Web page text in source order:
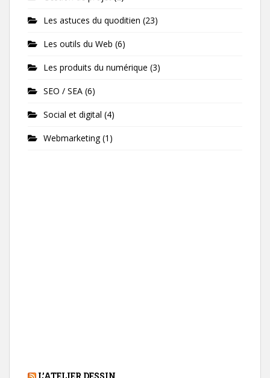
Les astuces du quoditien (23)
Les outils du Web (6)
Les produits du numérique (3)
SEO / SEA (6)
Social et digital (4)
Webmarketing(1)
L’ATELIER DESSIN